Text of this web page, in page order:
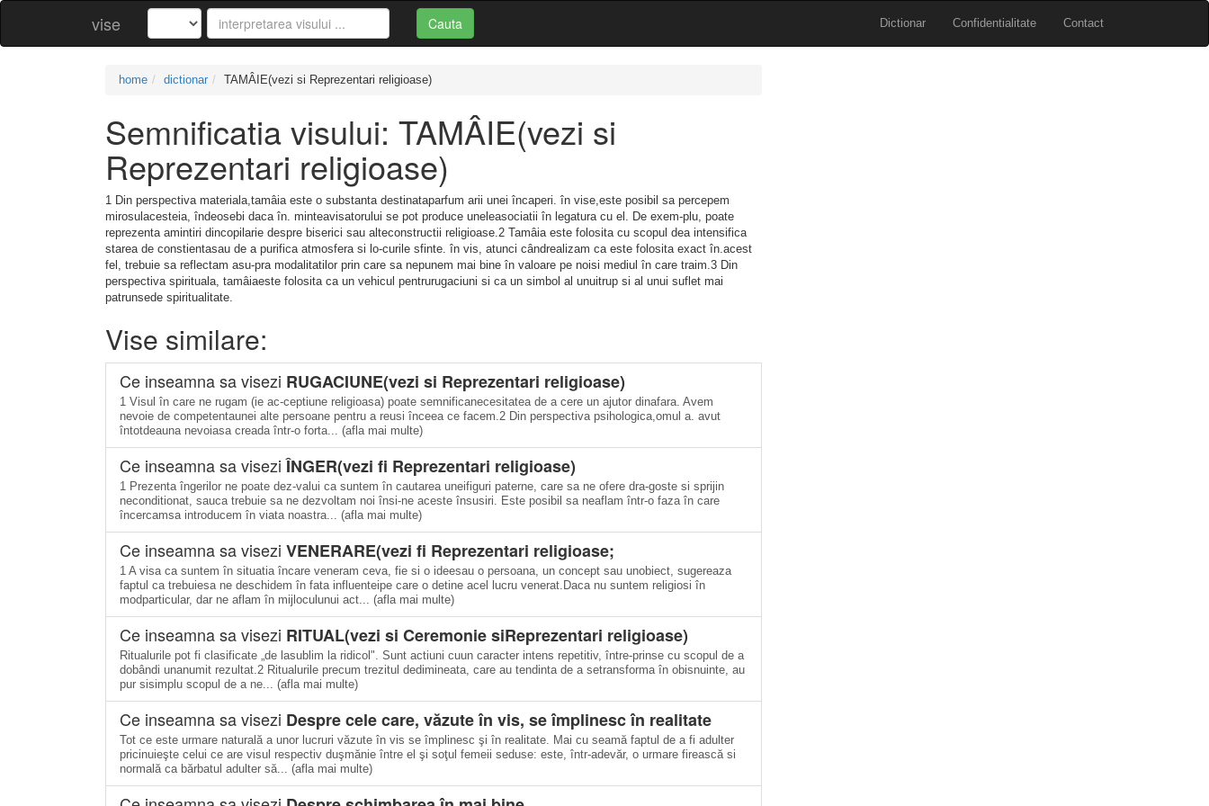
vise Dictionar Confidentialitate Contact
Cauta
home dictionar TAMÂIE(vezi si Reprezentari religioase)
Semnificatia visului: TAMÂIE(vezi si
Reprezentari religioase)
1 Din perspectiva materiala,tamâia este o substanta destinataparfum arii unei încaperi. în vise,este posibil sa percepem
mirosulacesteia, îndeosebi daca în. minteavisatorului se pot produce uneleasociatii în legatura cu el. De exem-plu, poate
reprezenta amintiri dincopilarie despre biserici sau alteconstructii religioase.2 Tamâia este folosita cu scopul dea intensifica
starea de constientasau de a purifica atmosfera si lo-curile sfinte. în vis, atunci cândrealizam ca este folosita exact în.acest
fel, trebuie sa reflectam asu-pra modalitatilor prin care sa nepunem mai bine în valoare pe noisi mediul în care traim.3 Din
perspectiva spirituala, tamâiaeste folosita ca un vehicul pentrurugaciuni si ca un simbol al unuitrup si al unui suflet mai
patrunsede spiritualitate.
Vise similare:
Ce inseamna sa visezi RUGACIUNE(vezi si Reprezentari religioase)
1 Visul în care ne rugam (ie ac-ceptiune religioasa) poate semnificanecesitatea de a cere un ajutor dinafara. Avem
nevoie de competentaunei alte persoane pentru a reusi înceea ce facem.2 Din perspectiva psihologica,omul a. avut
întotdeauna nevoiasa creada într-o forta... (afla mai multe)
Ce inseamna sa viseziÎNGER(vezi fi Reprezentari religioase)
1 Prezenta îngerilor ne poate dez-valui ca suntem în cautarea uneifiguri paterne, care sa ne ofere dra-goste si sprijin
neconditionat, sauca trebuie sa ne dezvoltam noi însi-ne aceste însusiri. Este posibil sa neaflam într-o faza în care
încercamsa introducem în viata noastra... (afla mai multe)
Ce inseamna sa visezi VENERARE(vezi fi Reprezentari religioase;
1 A visa ca suntem în situatia încare veneram ceva, fie si o ideesau o persoana, un concept sau unobiect, sugereaza
faptul ca trebuiesa ne deschidem în fata influenteipe care o detine acel lucru venerat.Daca nu suntem religiosi în
modparticular, dar ne aflam în mijloculunui act... (afla mai multe)
Ce inseamna sa visezi RITUAL(vezi si Ceremonie siReprezentari religioase)
Ritualurile pot fi clasificate „de lasublim la ridicol". Sunt actiuni cuun caracter intens repetitiv, între-prinse cu scopul de a
dobândi unanumit rezultat.2 Ritualurile precum trezitul dedimineata, care au tendinta de a setransforma în obisnuinte, au
pur sisimplu scopul de a ne... (afla mai multe)
Ce inseamna sa visezi Despre cele care, văzute în vis, se împlinesc în realitate
Tot ce este urmare naturală a unor lucruri văzute în vis se împlinesc şi în realitate. Mai cu seamă faptul de a fi adulter
pricinuieşte celui ce are visul respectiv duşmănie între el şi soţul femeii seduse: este, într-adevăr, o urmare firească si
normală ca bărbatul adulter să... (afla mai multe)